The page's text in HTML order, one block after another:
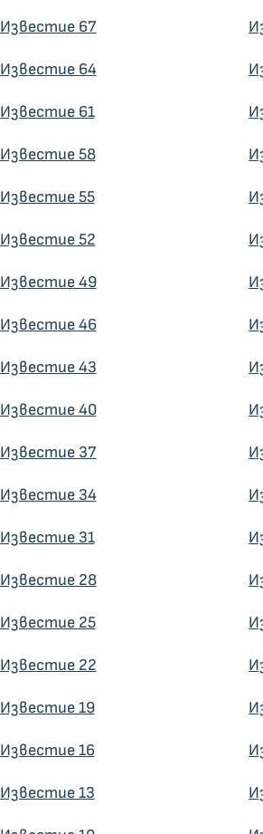
Известие 67
Известие 64
Известие 61
Известие 58
Известие 55
Известие 52
Известие 49
Известие 46
Известие 43
Известие 40
Известие 37
Известие 34
Известие 31
Известие 28
Известие 25
Известие 22
Известие 19
Известие 16
Известие 13